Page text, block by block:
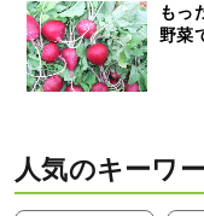
もっ
野菜
人気のキーワ